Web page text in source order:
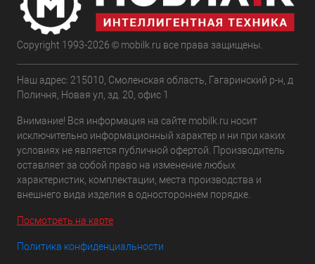
Copyright 1993-2026 © mobilk.ru все права защищены.
Наш адрес: 215010, Смоленская область, Гагаринский р-н, д
Поличня, Новая ул, зд. 20, офис 1
Внимание! Вся информация на сайте mobilk.ru носит
исключительно информационный характер и ни при каких
условиях не является публичной офертой. Производитель
оставляет за собой право на изменение любых
характеристик, комплектации, места производства и
внешнего вида изделия в одностороннем порядке.
Посмотреть на карте
Политика конфиденциальности